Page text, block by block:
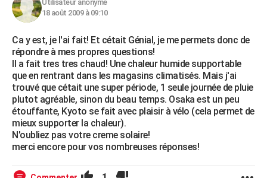
Utilisateur anonyme
18 août 2009 à 09:10
Ca y est, je l'ai fait! Et cétait Génial, je me permets donc de
répondre à mes propres questions!
Il a fait tres tres chaud! Une chaleur humide supportable
que en rentrant dans les magasins climatisés. Mais j'ai
trouvé que cétait une super période, 1 seule journée de pluie
plutot agréable, sinon du beau temps. Osaka est un peu
étouffante, Kyoto se fait avec plaisir à vélo (cela permet de
mieux supporter la chaleur).
N'oubliez pas votre creme solaire!
merci encore pour vos nombreuses réponses!